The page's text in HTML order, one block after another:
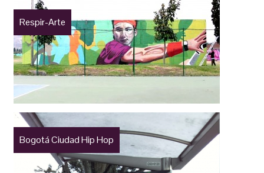
Respir-Arte
Bogotá Ciudad Hip Hop